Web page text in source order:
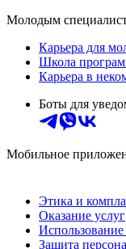
Молодым
Карьера для
Школа
Карьера в
Боты для
Мобильное
Этика и
Оказание услуг
Использование
Защита